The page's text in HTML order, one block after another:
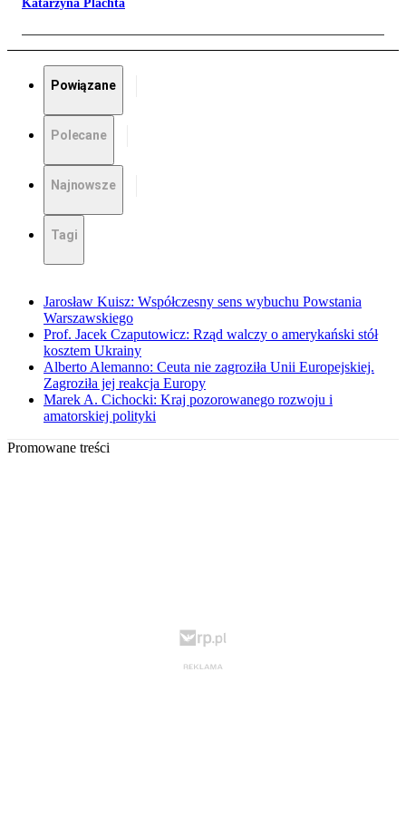
Katarzyna Plachta
Powiązane
Polecane
Najnowsze
Tagi
Jarosław Kuisz: Współczesny sens wybuchu Powstania
Warszawskiego
Prof. Jacek Czaputowicz: Rząd walczy o amerykański stół
kosztem Ukrainy
Alberto Alemanno: Ceuta nie zagroziła Unii Europejskiej.
Zagroziła jej reakcja Europy
Marek A. Cichocki: Kraj pozorowanego rozwoju i
amatorskiej polityki
Promowane treści